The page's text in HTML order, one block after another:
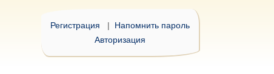
Регистрация | Напомнить пароль
Авторизация